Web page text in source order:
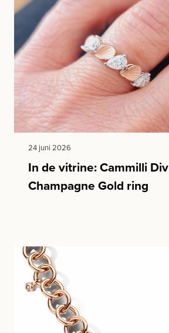
24 juni 2026
In de vitrine: Cammilli
Champagne Gold ring